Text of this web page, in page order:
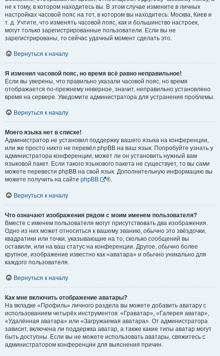
не к тому, в котором находитесь вы. В этом случае измените в личных
настройках часовой пояс на тот, в котором вы находитесь: Москва, Киев и
т. д. Учтите, что изменять часовой пояс, как и большинство настроек,
могут только зарегистрированные пользователи. Если вы не
зарегистрированы, то сейчас удачный момент сделать это.
Вернуться к началу
Я изменил часовой пояс, но время всё равно неправильное!
Если вы уверены, что правильно указали часовой пояс, но время
отображается по-прежнему неверное, значит, неправильно установлено
время на сервере. Уведомите администратора для устранения проблемы.
Вернуться к началу
Моего языка нет в списке!
Администратор не установил поддержку вашего языка на конференции,
или же просто никто не перевёл phpBB на ваш язык. Попробуйте узнать у
администратора конференции, может ли он установить нужный вам
языковой пакет. Если такого языкового пакета не существует, то вы сами
можете перевести phpBB на свой язык. Дополнительную информацию вы
можете получить на сайте phpBB ®.
Вернуться к началу
Что означают изображения рядом с моим именем пользователя?
Вместе с именем пользователя могут присутствовать два изображения.
Одно из них может относиться к вашему званию, обычно это звёздочки,
квадратики или точки, указывающие на то, сколько сообщений вы
оставили, или на ваш статус на конференции. Другое, обычно более
крупное, изображение известно как «аватара» и обычно уникально для
каждого пользователя.
Вернуться к началу
Как мне включить отображение аватары?
На вкладке «Профиль» личного раздела вы можете добавить аватару с
использованием четырёх инструментов: «Граватар», «Галерея аватар»,
«Удалённая аватара» или «Загружаемая аватара». От администратора
зависит, включена ли поддержка аватар, а также какие типы аватар могут
быть доступны. Если вы не можете использовать аватары, свяжитесь с
администратором конференции для выяснения причин.